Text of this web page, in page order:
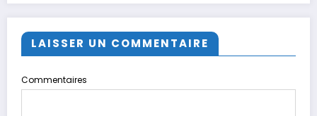
LAISSER UN COMMENTAIRE
Commentaires